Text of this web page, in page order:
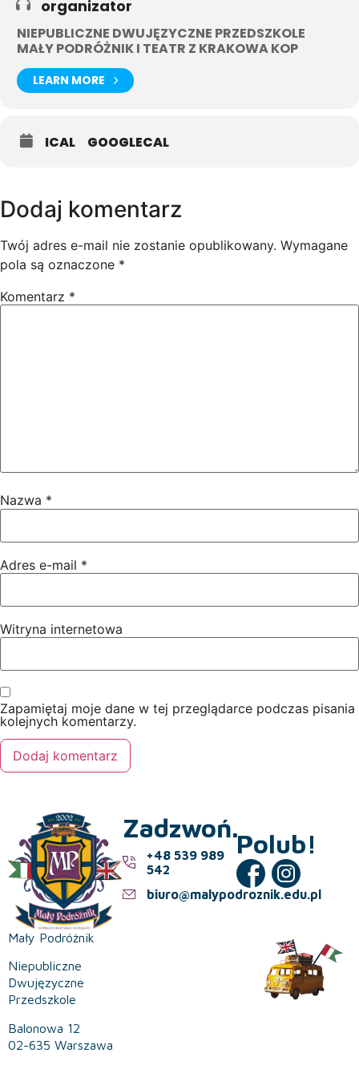
organizator
NIEPUBLICZNE DWUJĘZYCZNE PRZEDSZKOLE
MAŁY PODRÓŻNIK I TEATR Z KRAKOWA KOP
LEARN MORE
ICAL GOOGLECAL
Dodaj komentarz
Twój adres e-mail nie zostanie opublikowany. Wymagane
pola są oznaczone *
Komentarz *
Nazwa *
Adres e-mail *
Witryna internetowa
Zapamiętaj moje dane w tej przeglądarce podczas pisania
kolejnych komentarzy.
Mały Podróżnik
Niepubliczne
Dwujęzyczne
Przedszkole
Balonowa 12
02-635 Warszawa
Zadzwoń.
+48 539 989
542
biuro@malypodroznik.edu.pl
Polub!